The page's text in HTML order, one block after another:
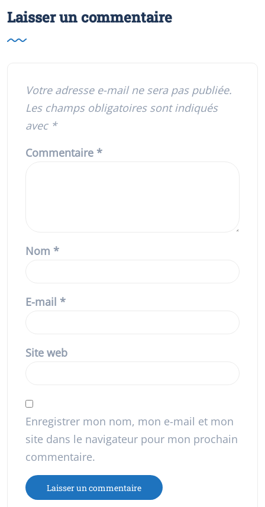
Laisser un commentaire
Votre adresse e-mail ne sera pas publiée.
Les champs obligatoires sont indiqués
avec *
Commentaire *
Nom *
E-mail *
Site web
Enregistrer mon nom, mon e-mail et mon
site dans le navigateur pour mon prochain
commentaire.